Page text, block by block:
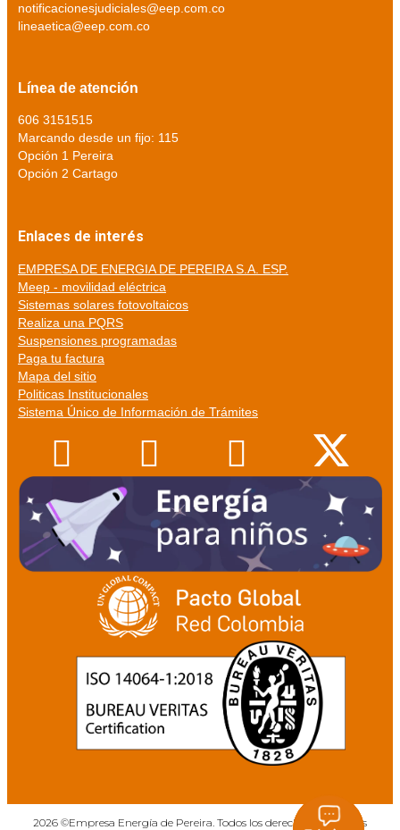
notificacionesjudiciales@eep.com.co
lineaetica@eep.com.co
Línea de atención
606 3151515
Marcando desde un fijo: 115
Opción 1 Pereira
Opción 2 Cartago
Enlaces de interés
EMPRESA DE ENERGIA DE PEREIRA S.A. ESP.
Meep - movilidad eléctrica
Sistemas solares fotovoltaicos
Realiza una PQRS
Suspensiones programadas
Paga tu factura
Mapa del sitio
Politicas Institucionales
Sistema Único de Información de Trámites
2026 ©Empresa Energía de Pereira. Todos los derechos reservados